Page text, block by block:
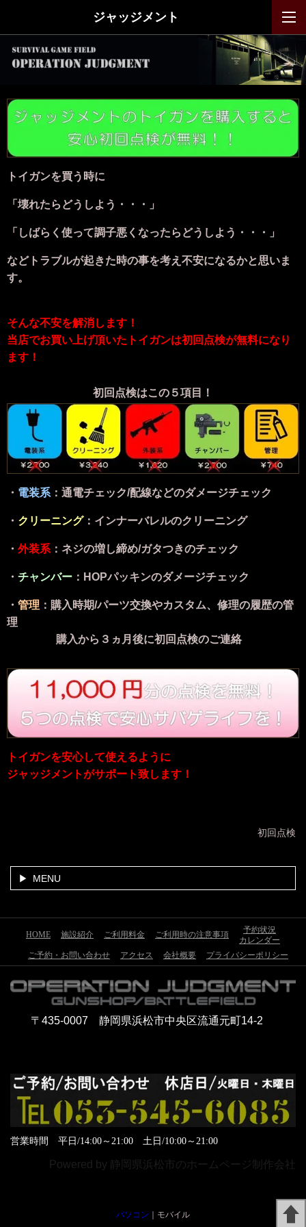
ジャッジメント
トイガンを買う時に
「壊れたらどうしよう・・・」
「しばらく使って調子悪くなったらどうしよう・・・」
などトラブルが起きた時の事を考え不安になるかと思いま
す。
そんな不安を解消します！
当店でお買い上げ頂いたトイガンは初回点検が無料になり
ます！
初回点検はこの５項目！
・ 電装系 ：通電チェック/配線などのダメージチェック
・ クリーニング：インナーバレルのクリーニング
・ 外装系 ：ネジの増し締め/ガタつきのチェック
・ チャンバー ：HOPパッキンのダメージチェック
・ 管理 ： 購入時期/パーツ交換やカスタム、修理の履歴の管
理
購入から３ヵ月後に初回点検のご連絡
トイガンを安心して使えるように
ジャッジメントがサポート致します！
初回点検
MENU
HOME 施設紹介 ご利用料金 ご利用時の注意事項
予約状況
カレンダー
ご予約・お問い合わせ
アクセス 会社概要 プライバシーポリシー
〒435-0007 静岡県浜松市中央区流通元町14-2
営業時間 平日/14:00～21:00 土日/10:00～21:00
Powered by 静岡県浜松市のホームページ制作会社
パソコン ｜モバイル